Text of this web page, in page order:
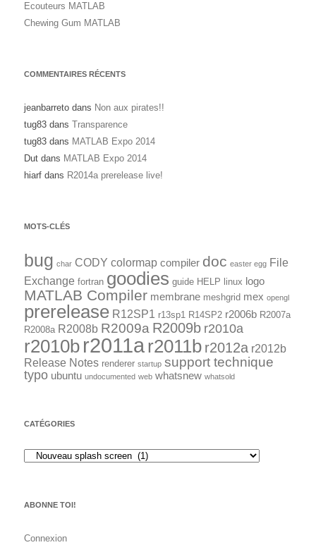
Ecouteurs MATLAB
Chewing Gum MATLAB
COMMENTAIRES RÉCENTS
jeanbarreto dans Non aux pirates!!
tug83 dans Transparence
tug83 dans MATLAB Expo 2014
Dut dans MATLAB Expo 2014
hiarf dans R2014a prerelease live!
MOTS-CLÉS
bug char CODY colormap compiler doc easter egg File
Exchange fortran goodies guide HELP linux logo
MATLAB Compiler membrane meshgrid mex opengl
prerelease R12SP1 r13sp1 R14SP2 r2006b R2007a
R2008a R2008b R2009a R2009b r2010a
r2010b r2011ar2011b r2012a r2012b
Release Notes renderer startup support technique
typo ubuntu undocumented web whatsnew whatsold
CATÉGORIES
ABONNE TOI!
Connexion